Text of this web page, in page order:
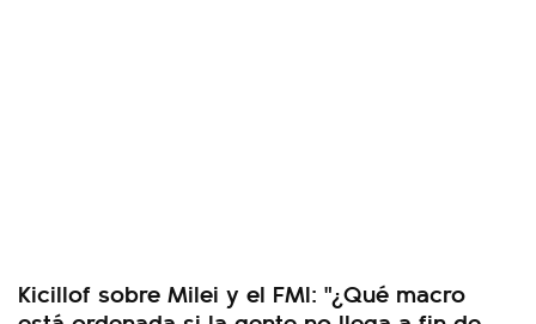
Kicillof sobre Milei y el FMI: "¿Qué macro